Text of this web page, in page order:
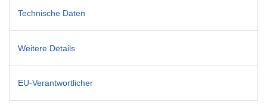
Technische Daten
Weitere Details
EU-Verantwortlicher